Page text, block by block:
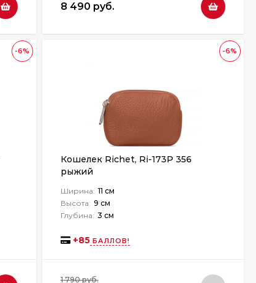
8 490 руб.
-6% -6%
Кошелек Richet, Ri-173P 356
рыжий
Ширина: 11 см
Высота: 9 см
Глубина: 3 см
+85БАЛЛОВ!
1 790 руб.